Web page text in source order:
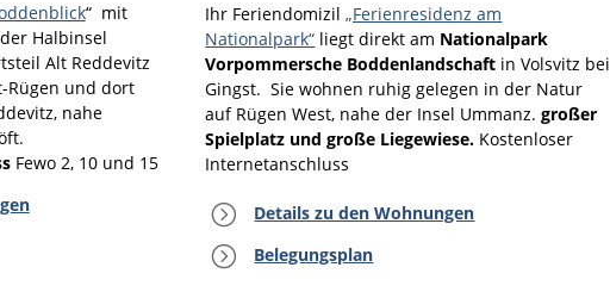
“ mit
Halbinsel
Alt Reddevitz
Rügen und dort
nahe
Fewo 2, 10 und 15
Ihr Feriendomizil„Ferienresidenz am
Nationalpark“ liegt direkt am National­park
Vorpommersche Boddenlandschaft in Volsvitz bei
Gingst. Sie wohnen ruhig gelegen in der Natur
auf Rügen West, nahe der Insel Ummanz.großer
Spielplatz und große Liegewiese. Kostenloser
Internetanschluss
= Details zu den Wohnungen
= Belegungsplan